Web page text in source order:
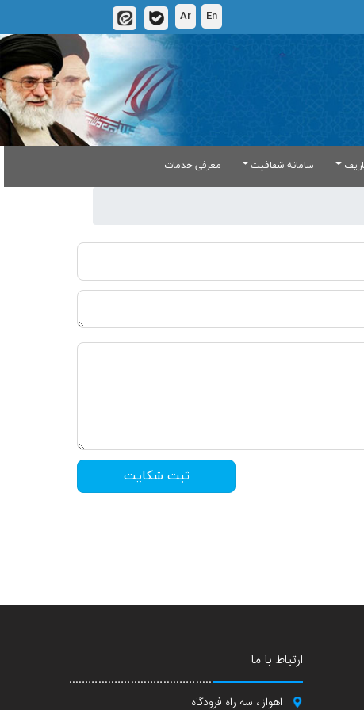
En
Ar
سامانه شفافیت معرفی خدمات
ثبت شکایت
ارتباط با ما
اهواز ، سه راه فرودگاه